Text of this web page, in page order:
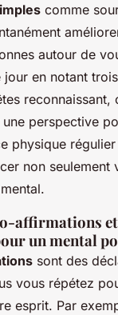
comme
autour de
en notant
reconnaissant,
perspective
physique
non seulement
affirmations
un mental
sont des
vous répétez
esprit. Par